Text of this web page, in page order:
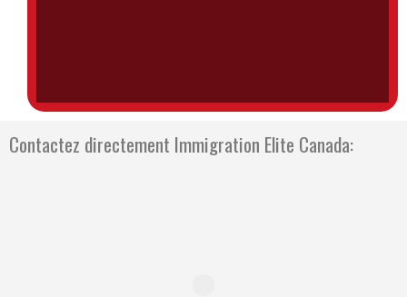
Contactez directement Immigration Elite Canada: